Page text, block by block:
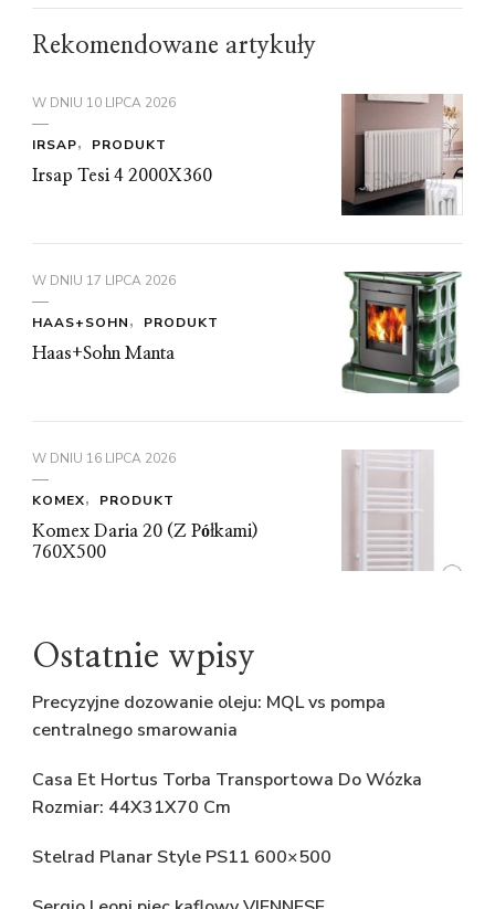
Rekomendowane artykuły
W DNIU 10 LIPCA 2026
IRSAP
PRODUKT
Irsap Tesi 4 2000X360
W DNIU 17 LIPCA 2026
HAAS+SOHN
PRODUKT
Haas+Sohn Manta
W DNIU 16 LIPCA 2026
KOMEX
PRODUKT
Komex Daria 20 (Z Półkami)
760X500
Ostatnie wpisy
Precyzyjne dozowanie oleju: MQL vs pompa
centralnego smarowania
Casa Et Hortus Torba Transportowa Do Wózka
Rozmiar: 44X31X70 Cm
Stelrad Planar Style PS11 600×500